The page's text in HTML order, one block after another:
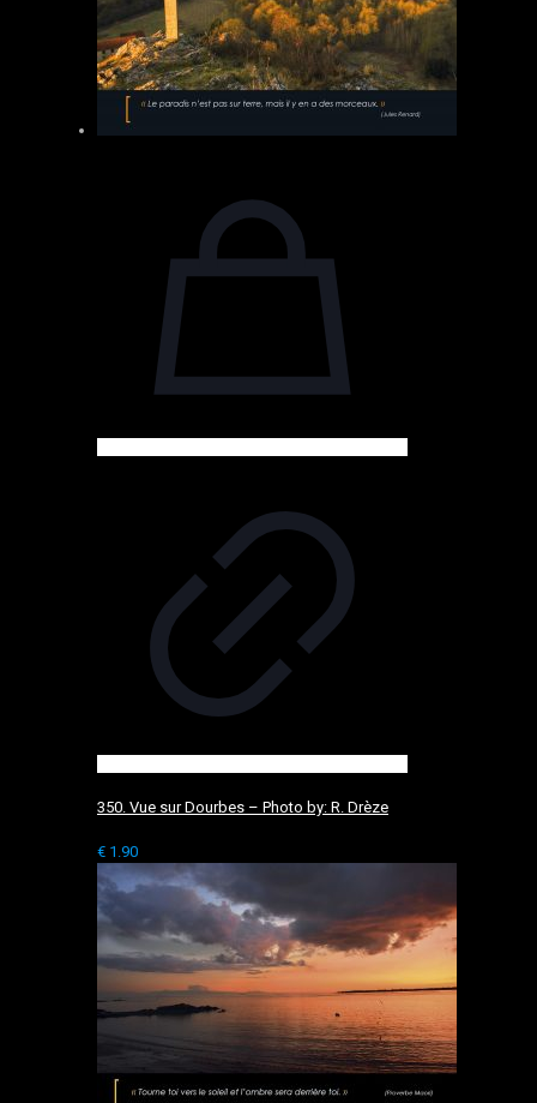
350. Vue sur Dourbes – Photo by: R. Drèze
€ 1.90